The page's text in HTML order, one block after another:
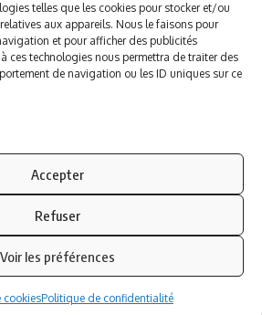
telles que les cookies pour stocker et/ou
aux appareils. Nous le faisons pour
et pour afficher des publicités
ces technologies nous permettra de traiter des
de navigation ou les ID uniques sur ce
Accepter
Refuser
Voir les préférences
cookiesPolitique de confidentialité
Suivez-nous
et géré par WOOMEET SAS, powered by
Wordpress.